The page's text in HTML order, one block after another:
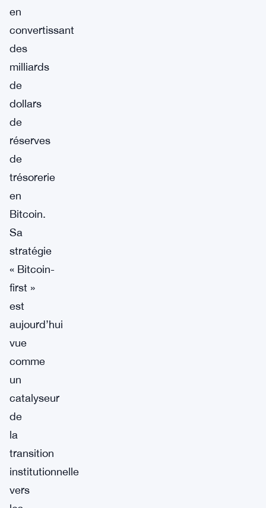
en
convertissant
des
milliards
de
dollars
de
réserves
de
trésorerie
en
Bitcoin.
Sa
stratégie
« Bitcoin-
first »
est
aujourd’hui
vue
comme
un
catalyseur
de
la
transition
institutionnelle
vers